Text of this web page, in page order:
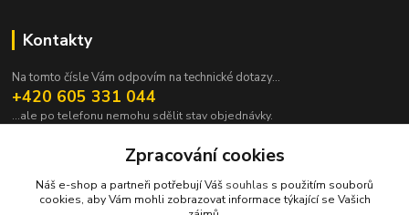
Kontakty
Na tomto čísle Vám odpovím na technické dotazy...
+420 605 331 044
...ale po telefonu nemohu sdělit stav objednávky.
pavek@janpavek.comZpracování cookies
Náš e-shop a partneři potřebují Váš souhlas s použitím souborů
cookies, aby Vám mohli zobrazovat informace týkající se Vašich